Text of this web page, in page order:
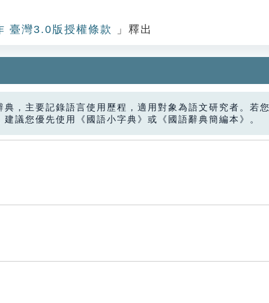
臺灣3.0版授權條款 」釋出
典，主要記錄語言使用歷程，適用對象為語文研究者。若
議您優先使用《國語小字典》或《國語辭典簡編本》。